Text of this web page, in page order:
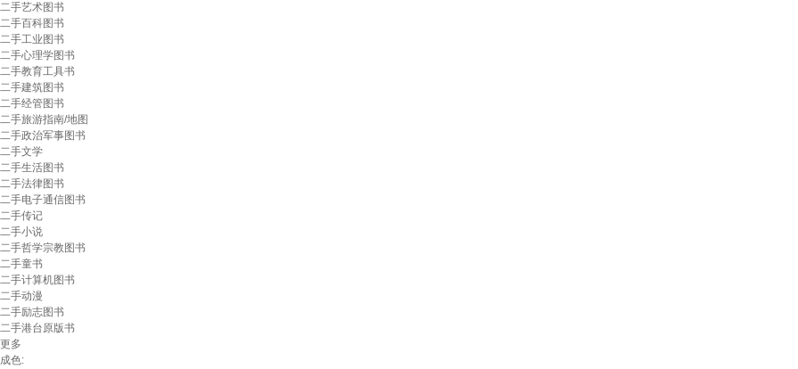
二手艺术图书
二手百科图书
二手工业图书
二手心理学图书
二手教育工具书
二手建筑图书
二手经管图书
二手旅游指南/地图
二手政治军事图书
二手文学
二手生活图书
二手法律图书
二手电子通信图书
二手传记
二手小说
二手哲学宗教图书
二手童书
二手计算机图书
二手动漫
二手励志图书
二手港台原版书
更多
成色: